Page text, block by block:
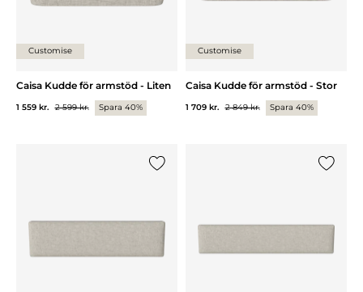
Customise
Caisa Kudde för armstöd - Liten
1 559 kr. 2 599 kr. Spara 40%
Customise
Caisa Kudde för armstöd - Stor
1 709 kr. 2 849 kr. Spara 40%